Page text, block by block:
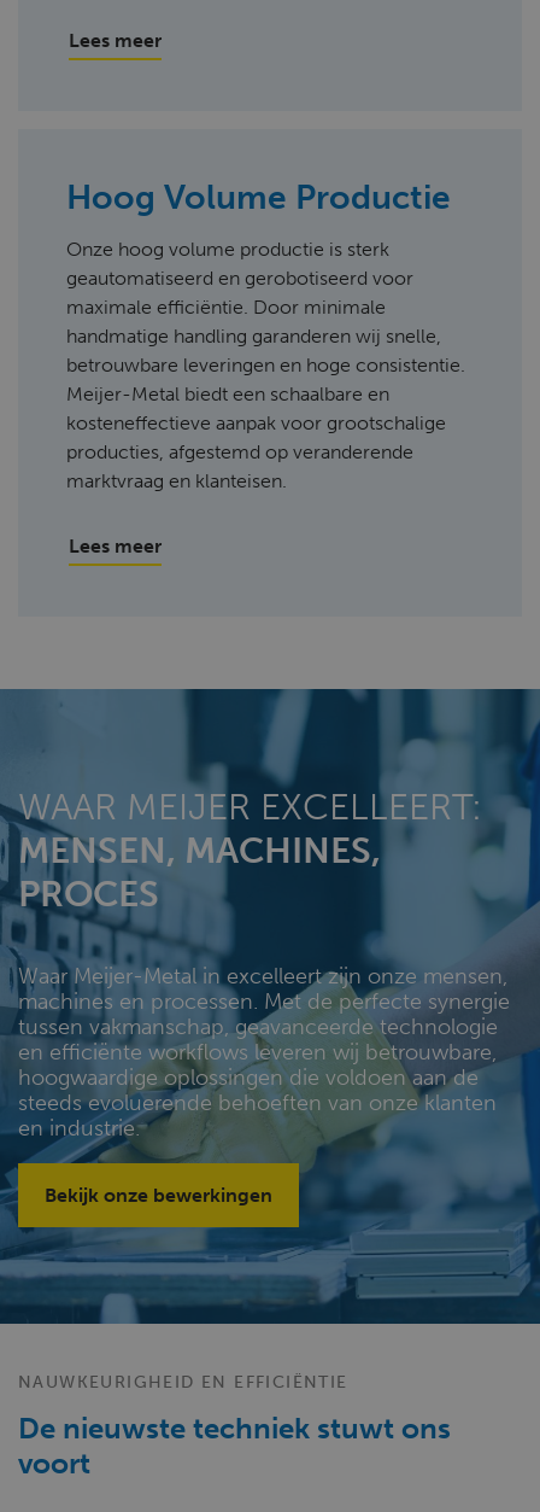
Lees meer
Hoog Volume Productie
Onze hoog volume productie is sterk
geautomatiseerd en gerobotiseerd voor
maximale efficiëntie. Door minimale
handmatige handling garanderen wij snelle,
betrouwbare leveringen en hoge consistentie.
Meijer-Metal biedt een schaalbare en
kosteneffectieve aanpak voor grootschalige
producties, afgestemd op veranderende
marktvraag en klanteisen.
Lees meer
WAAR MEIJER EXCELLEERT:
MENSEN, MACHINES,
PROCES
Waar Meijer-Metal in excelleert zijn onze mensen,
machines en processen. Met de perfecte synergie
tussen vakmanschap, geavanceerde technologie
en efficiënte workflows leveren wij betrouwbare,
hoogwaardige oplossingen die voldoen aan de
steeds evoluerende behoeften van onze klanten
en industrie.
Bekijk onze bewerkingen
NAUWKEURIGHEID EN EFFICIËNTIE
De nieuwste techniek stuwt ons
voort